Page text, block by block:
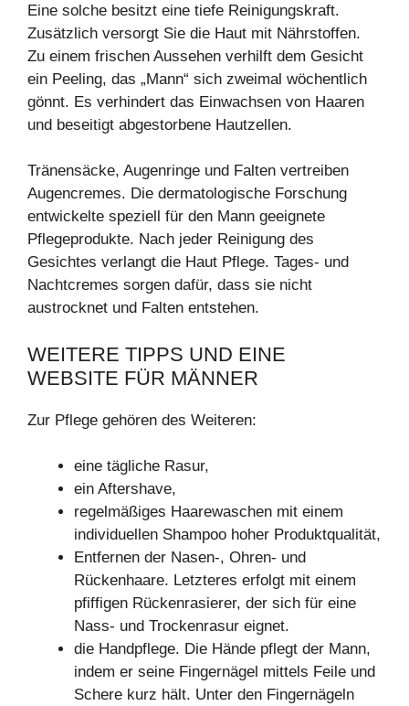
Eine solche besitzt eine tiefe Reinigungskraft.
Zusätzlich versorgt Sie die Haut mit Nährstoffen.
Zu einem frischen Aussehen verhilft dem Gesicht
ein Peeling, das „Mann“ sich zweimal wöchentlich
gönnt. Es verhindert das Einwachsen von Haaren
und beseitigt abgestorbene Hautzellen.
Tränensäcke, Augenringe und Falten vertreiben
Augencremes. Die dermatologische Forschung
entwickelte speziell für den Mann geeignete
Pflegeprodukte. Nach jeder Reinigung des
Gesichtes verlangt die Haut Pflege. Tages- und
Nachtcremes sorgen dafür, dass sie nicht
austrocknet und Falten entstehen.
WEITERE TIPPS UND EINE
WEBSITE FÜR MÄNNER
Zur Pflege gehören des Weiteren:
eine tägliche Rasur,
ein Aftershave,
regelmäßiges Haarewaschen mit einem
individuellen Shampoo hoher Produktqualität,
Entfernen der Nasen-, Ohren- und
Rückenhaare. Letzteres erfolgt mit einem
pfiffigen Rückenrasierer, der sich für eine
Nass- und Trockenrasur eignet.
die Handpflege. Die Hände pflegt der Mann,
indem er seine Fingernägel mittels Feile und
Schere kurz hält. Unter den Fingernägeln